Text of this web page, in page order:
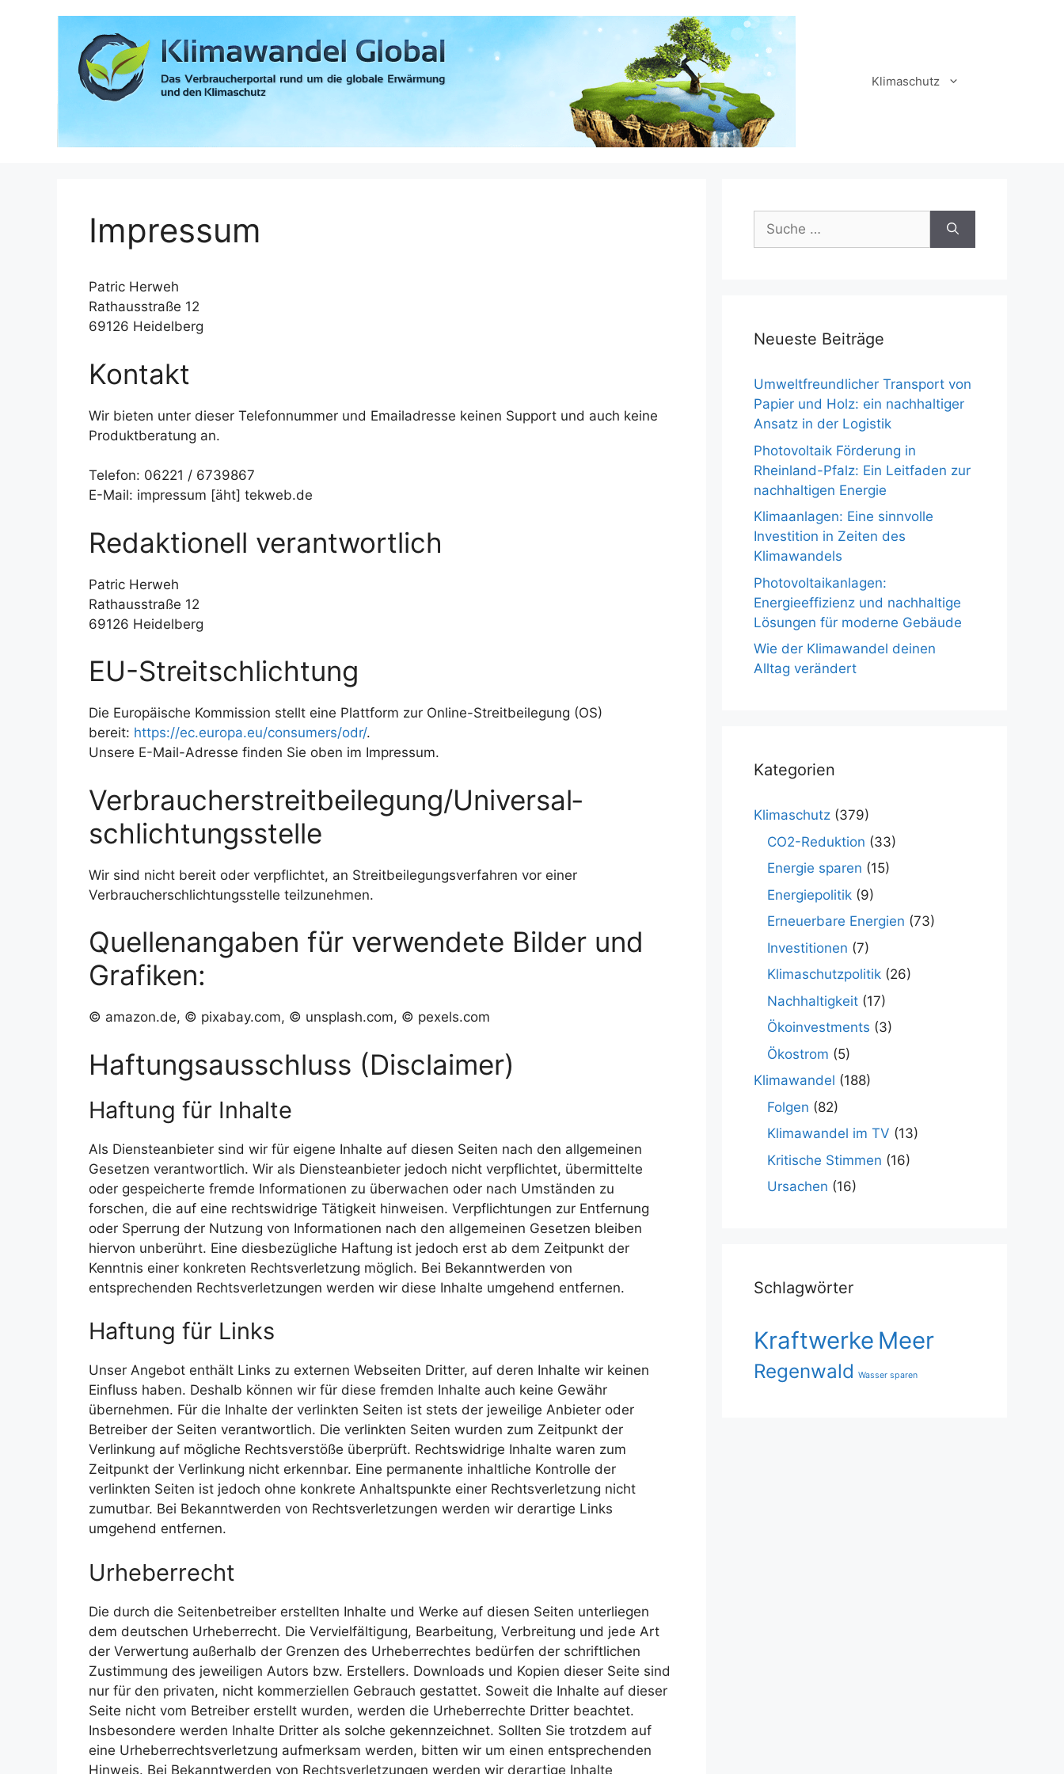
Klimaschutz
Impressum
Patric Herweh
Rathausstraße 12
69126 Heidelberg
Kontakt
Wir bieten unter dieser Telefonnummer und Emailadresse keinen Support und auch keine
Produktberatung an.
Telefon: 06221 / 6739867
E-Mail: impressum [äht] tekweb.de
Redaktionell verantwortlich
Patric Herweh
Rathausstraße 12
69126 Heidelberg
EU-Streitschlichtung
Die Europäische Kommission stellt eine Plattform zur Online-Streitbeilegung (OS)
bereit: https://ec.europa.eu/consumers/odr/.
Unsere E-Mail-Adresse finden Sie oben im Impressum.
Verbraucher­streit­beilegung/Universal­
schlichtungs­stelle
Wir sind nicht bereit oder verpflichtet, an Streitbeilegungsverfahren vor einer
Verbraucherschlichtungsstelle teilzunehmen.
Quellenangaben für verwendete Bilder und
Grafiken:
© amazon.de, © pixabay.com, © unsplash.com, © pexels.com
Haftungsausschluss (Disclaimer)
Haftung für Inhalte
Als Diensteanbieter sind wir für eigene Inhalte auf diesen Seiten nach den allgemeinen
Gesetzen verantwortlich. Wir als Diensteanbieter jedoch nicht verpflichtet, übermittelte
oder gespeicherte fremde Informationen zu überwachen oder nach Umständen zu
forschen, die auf eine rechtswidrige Tätigkeit hinweisen. Verpflichtungen zur Entfernung
oder Sperrung der Nutzung von Informationen nach den allgemeinen Gesetzen bleiben
hiervon unberührt. Eine diesbezügliche Haftung ist jedoch erst ab dem Zeitpunkt der
Kenntnis einer konkreten Rechtsverletzung möglich. Bei Bekanntwerden von
entsprechenden Rechtsverletzungen werden wir diese Inhalte umgehend entfernen.
Haftung für Links
Unser Angebot enthält Links zu externen Webseiten Dritter, auf deren Inhalte wir keinen
Einfluss haben. Deshalb können wir für diese fremden Inhalte auch keine Gewähr
übernehmen. Für die Inhalte der verlinkten Seiten ist stets der jeweilige Anbieter oder
Betreiber der Seiten verantwortlich. Die verlinkten Seiten wurden zum Zeitpunkt der
Verlinkung auf mögliche Rechtsverstöße überprüft. Rechtswidrige Inhalte waren zum
Zeitpunkt der Verlinkung nicht erkennbar. Eine permanente inhaltliche Kontrolle der
verlinkten Seiten ist jedoch ohne konkrete Anhaltspunkte einer Rechtsverletzung nicht
zumutbar. Bei Bekanntwerden von Rechtsverletzungen werden wir derartige Links
umgehend entfernen.
Urheberrecht
Die durch die Seitenbetreiber erstellten Inhalte und Werke auf diesen Seiten unterliegen
dem deutschen Urheberrecht. Die Vervielfältigung, Bearbeitung, Verbreitung und jede Art
der Verwertung außerhalb der Grenzen des Urheberrechtes bedürfen der schriftlichen
Zustimmung des jeweiligen Autors bzw. Erstellers. Downloads und Kopien dieser Seite sind
nur für den privaten, nicht kommerziellen Gebrauch gestattet. Soweit die Inhalte auf dieser
Seite nicht vom Betreiber erstellt wurden, werden die Urheberrechte Dritter beachtet.
Insbesondere werden Inhalte Dritter als solche gekennzeichnet. Sollten Sie trotzdem auf
eine Urheberrechtsverletzung aufmerksam werden, bitten wir um einen entsprechenden
Hinweis. Bei Bekanntwerden von Rechtsverletzungen werden wir derartige Inhalte
Suche
nach:
Neueste Beiträge
Umweltfreundlicher Transport von
Papier und Holz: ein nachhaltiger
Ansatz in der Logistik
Photovoltaik Förderung in
Rheinland-Pfalz: Ein Leitfaden zur
nachhaltigen Energie
Klimaanlagen: Eine sinnvolle
Investition in Zeiten des
Klimawandels
Photovoltaikanlagen:
Energieeffizienz und nachhaltige
Lösungen für moderne Gebäude
Wie der Klimawandel deinen
Alltag verändert
Kategorien
Klimaschutz (379)
CO2-Reduktion (33)
Energie sparen (15)
Energiepolitik (9)
Erneuerbare Energien (73)
Investitionen (7)
Klimaschutzpolitik (26)
Nachhaltigkeit (17)
Ökoinvestments (3)
Ökostrom (5)
Klimawandel (188)
Folgen (82)
Klimawandel im TV (13)
Kritische Stimmen (16)
Ursachen (16)
Schlagwörter
Kraftwerke Meer
Regenwald Wasser sparen